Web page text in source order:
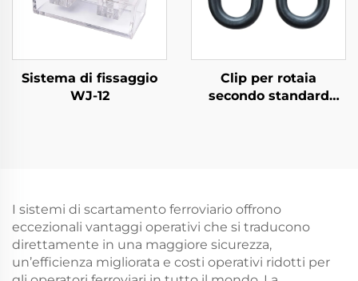
Sistema di fissaggio
WJ-12
Clip per rotaia
secondo standard
I sistemi di scartamento ferroviario offrono
eccezionali vantaggi operativi che si traducono
direttamente in una maggiore sicurezza,
un’efficienza migliorata e costi operativi ridotti per